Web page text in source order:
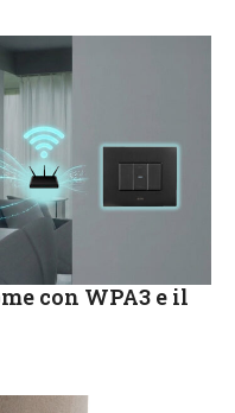
con WPA3 e il